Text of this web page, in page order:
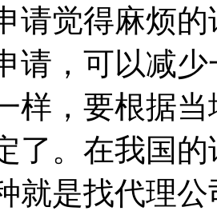
请觉得麻烦
请，可以减
样，要根据
了。在我国
就是找代理